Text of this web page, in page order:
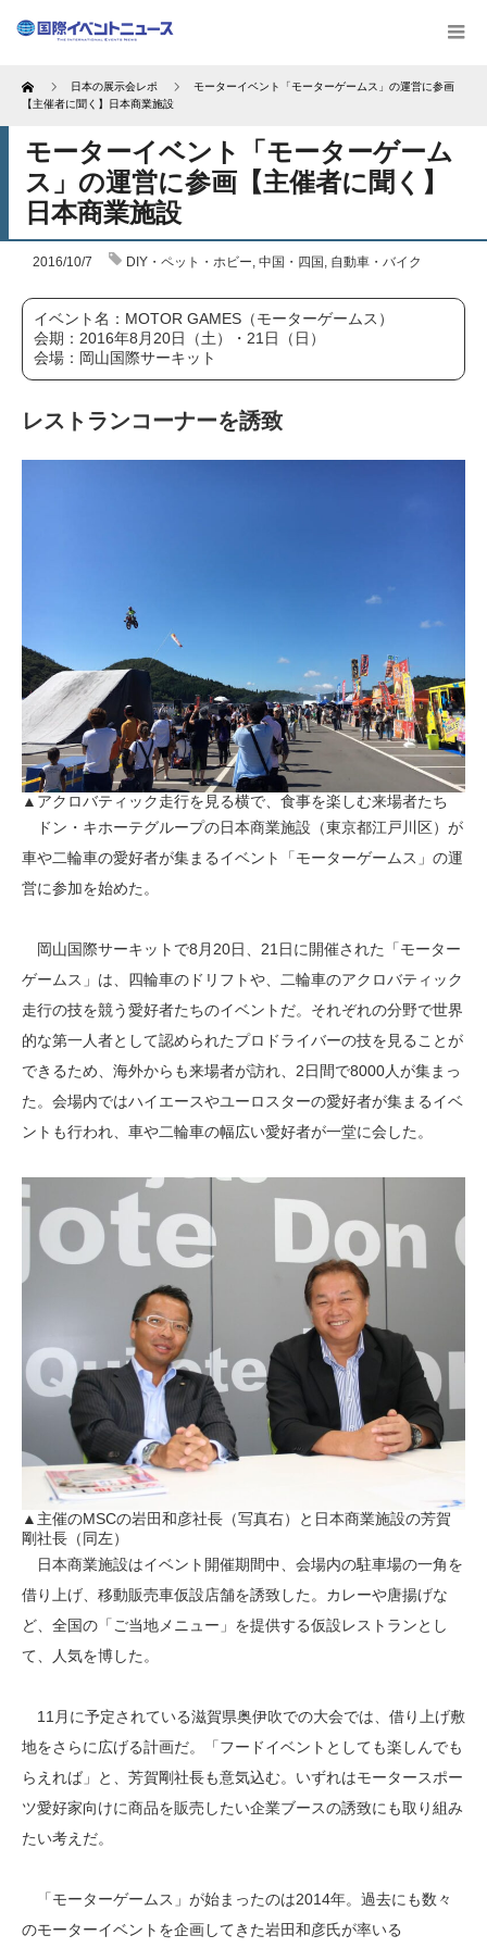
Home 日本の展示会レポ
モーターイベント「モーターゲームス」の運営に参画
【主催者に聞く】日本商業施設
モーターイベント「モーターゲーム
ス」の運営に参画【主催者に聞く】
日本商業施設
2016/10/7 DIY・ペット・ホビー, 中国・四国 , 自動車・バイク
イベント名：MOTOR GAMES（モーターゲームス）
会期：2016年8月20日（土）・21日（日）
会場：岡山国際サーキット
レストランコーナーを誘致
▲アクロバティック走行を見る横で、食事を楽しむ来場者たち
ドン・キホーテグループの日本商業施設（東京都江戸川区）が
車や二輪車の愛好者が集まるイベント「モーターゲームス」の運
営に参加を始めた。
岡山国際サーキットで8月20日、21日に開催された「モーター
ゲームス」は、四輪車のドリフトや、二輪車のアクロバティック
走行の技を競う愛好者たちのイベントだ。それぞれの分野で世界
的な第一人者として認められたプロドライバーの技を見ることが
できるため、海外からも来場者が訪れ、2日間で8000人が集まっ
た。会場内ではハイエースやユーロスターの愛好者が集まるイベ
ントも行われ、車や二輪車の幅広い愛好者が一堂に会した。
▲主催のMSCの岩田和彦社長（写真右）と日本商業施設の芳賀
剛社長（同左）
日本商業施設はイベント開催期間中、会場内の駐車場の一角を
借り上げ、移動販売車仮設店舗を誘致した。カレーや唐揚げな
ど、全国の「ご当地メニュー」を提供する仮設レストランとし
て、人気を博した。
11月に予定されている滋賀県奥伊吹での大会では、借り上げ敷
地をさらに広げる計画だ。「フードイベントとしても楽しんでも
らえれば」と、芳賀剛社長も意気込む。いずれはモータースポー
ツ愛好家向けに商品を販売したい企業ブースの誘致にも取り組み
たい考えだ。
「モーターゲームス」が始まったのは2014年。過去にも数々
のモーターイベントを企画してきた岩田和彦氏が率いる